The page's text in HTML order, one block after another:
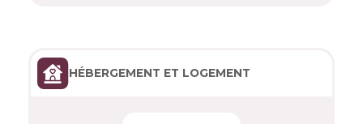
HÉBERGEMENT ET LOGEMENT